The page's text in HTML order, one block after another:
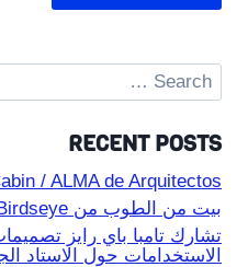
Search
for:
RECENT POSTS
/ ALMA de Arquitectos
بيت من الطوب من Birdseye | السجل المعماري
تشارك تامبا باي رايز
الاستخدامات حول الاستاد